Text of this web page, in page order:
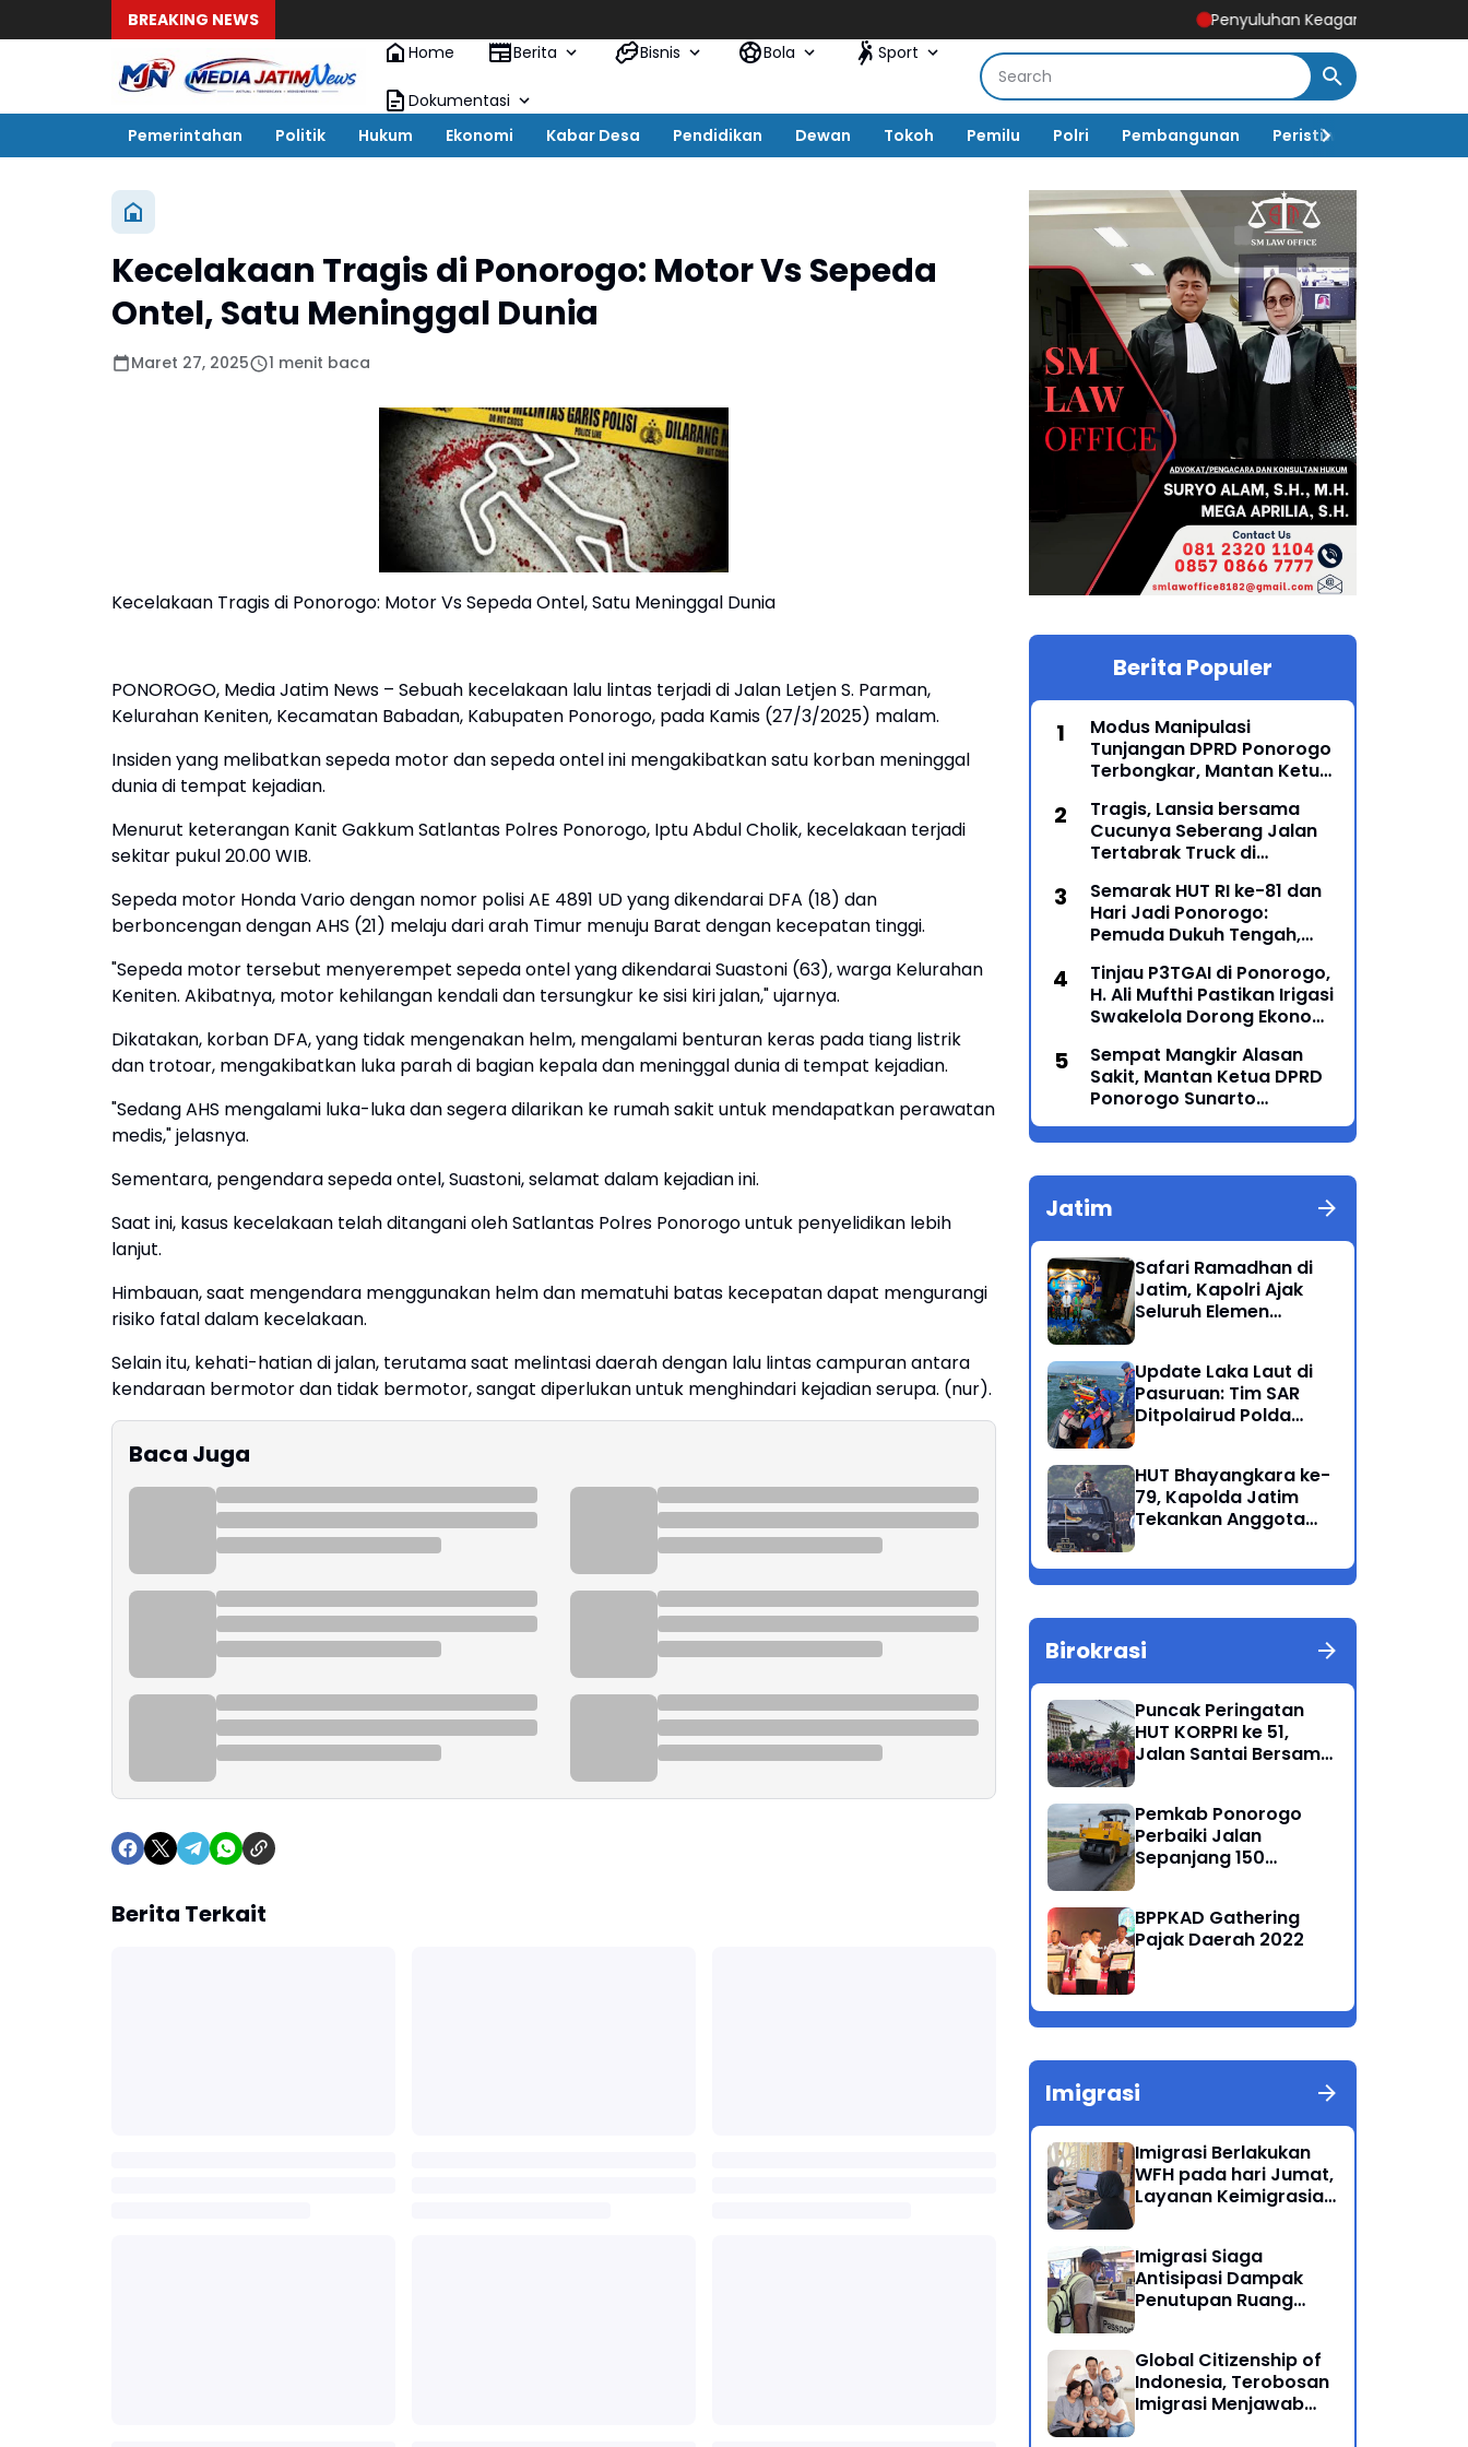
BREAKING NEWS
Penyuluhan Keagamaan Sasaran Non Fisik
Home
Berita Bisnis Bola Sport
Dokumentasi
Pemerintahan
Politik Hukum Ekonomi Kabar Desa Pendidikan Dewan Tokoh Pemilu Polri Pembangunan Peristiwa
Kecelakaan Tragis di Ponorogo: Motor Vs Sepeda
Ontel, Satu Meninggal Dunia
Maret 27, 2025 1 menit baca
Kecelakaan Tragis di Ponorogo: Motor Vs Sepeda Ontel, Satu Meninggal Dunia
PONOROGO, Media Jatim News – Sebuah kecelakaan lalu lintas terjadi di Jalan Letjen S. Parman,
Kelurahan Keniten, Kecamatan Babadan, Kabupaten Ponorogo, pada Kamis (27/3/2025) malam.
Insiden yang melibatkan sepeda motor dan sepeda ontel ini mengakibatkan satu korban meninggal
dunia di tempat kejadian.
Menurut keterangan Kanit Gakkum Satlantas Polres Ponorogo, Iptu Abdul Cholik, kecelakaan terjadi
sekitar pukul 20.00 WIB.
Sepeda motor Honda Vario dengan nomor polisi AE 4891 UD yang dikendarai DFA (18) dan
berboncengan dengan AHS (21) melaju dari arah Timur menuju Barat dengan kecepatan tinggi.
"Sepeda motor tersebut menyerempet sepeda ontel yang dikendarai Suastoni (63), warga Kelurahan
Keniten. Akibatnya, motor kehilangan kendali dan tersungkur ke sisi kiri jalan," ujarnya.
Dikatakan, korban DFA, yang tidak mengenakan helm, mengalami benturan keras pada tiang listrik
dan trotoar, mengakibatkan luka parah di bagian kepala dan meninggal dunia di tempat kejadian.
"Sedang AHS mengalami luka-luka dan segera dilarikan ke rumah sakit untuk mendapatkan perawatan
medis," jelasnya.
Sementara, pengendara sepeda ontel, Suastoni, selamat dalam kejadian ini.
Saat ini, kasus kecelakaan telah ditangani oleh Satlantas Polres Ponorogo untuk penyelidikan lebih
lanjut.
Himbauan, saat mengendara menggunakan helm dan mematuhi batas kecepatan dapat mengurangi
risiko fatal dalam kecelakaan.
Selain itu, kehati-hatian di jalan, terutama saat melintasi daerah dengan lalu lintas campuran antara
kendaraan bermotor dan tidak bermotor, sangat diperlukan untuk menghindari kejadian serupa. (nur).
Baca Juga
Berita Terkait
Berita Populer
Modus Manipulasi
Tunjangan DPRD Ponorogo
Terbongkar, Mantan Ketua
Ditahan Kejari
Tragis, Lansia bersama
Cucunya Seberang Jalan
Tertabrak Truck di
Meninggal
Semarak HUT RI ke-81 dan
Hari Jadi Ponorogo:
Pemuda Dukuh Tengah,
Gajah-Gajahan, Lintas
Generasi Menyatu dalam
Budaya
Tinjau P3TGAI di Ponorogo,
H. Ali Mufthi Pastikan Irigasi
Swakelola Dorong Ekonomi
Sempat Mangkir Alasan
Sakit, Mantan Ketua DPRD
Ponorogo Sunarto
Akhirnya Penuhi Panggilan
Kejaksaan
Jatim
Safari Ramadhan di
Jatim, Kapolri Ajak
Seluruh Elemen
Program Presiden
Update Laka Laut di
Pasuruan: Tim SAR
Ditpolairud Polda
Korban Meninggal di
Perairan Lekok
HUT Bhayangkara ke-
79, Kapolda Jatim
Tekankan Anggota
Profesional Polri
Birokrasi
Puncak Peringatan
HUT KORPRI ke 51,
Jalan Santai Bersama
Pemkab Ponorogo
Perbaiki Jalan
Sepanjang 150
BPPKAD Gathering
Pajak Daerah 2022
Imigrasi
Imigrasi Berlakukan
WFH pada hari Jumat,
Layanan Keimigrasian
Imigrasi Siaga
Antisipasi Dampak
Penutupan Ruang
Global Citizenship of
Indonesia, Terobosan
Imigrasi Menjawab